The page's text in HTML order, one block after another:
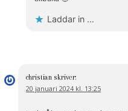
Laddar in …
christian skriver:
20 januari 2024 kl. 13:25